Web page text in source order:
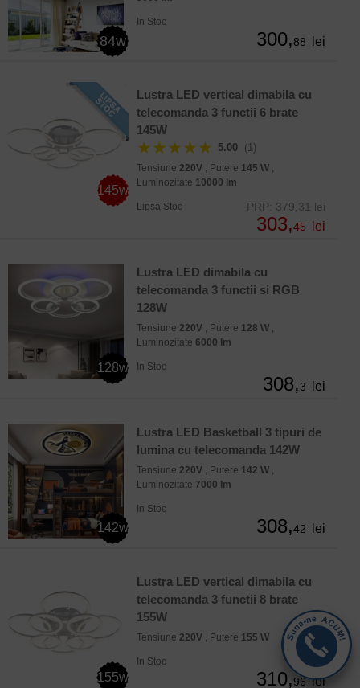
84w
In Stoc
300,88 lei
145w
Lustra LED vertical dimabila cu
telecomanda 3 functii 6 brate
145W
★★★★★ 5.00 (1)
Tensiune 220V , Putere 145 W ,
Luminozitate 10000 lm
Lipsa Stoc PRP: 379,31 lei
303,45 lei
128w
Lustra LED dimabila cu
telecomanda 3 functii si RGB
128W
Tensiune 220V , Putere 128 W ,
Luminozitate 6000 lm
In Stoc
308,3 lei
142w
Lustra LED Basketball 3 tipuri de
lumina cu telecomanda 142W
Tensiune 220V , Putere 142 W ,
Luminozitate 7000 lm
In Stoc
308,42 lei
155w
Lustra LED vertical dimabila cu
telecomanda 3 functii 8 brate
155W
Tensiune 220V , Putere 155 W
In Stoc
310,96 lei